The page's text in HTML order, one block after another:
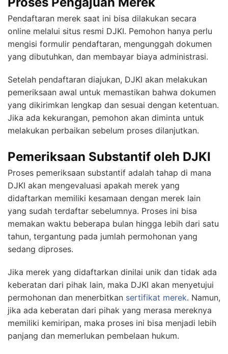
Pendaftaran merek saat ini bisa dilakukan secara
online melalui situs resmi DJKI. Pemohon hanya perlu
mengisi formulir pendaftaran, mengunggah dokumen
yang dibutuhkan, dan membayar biaya administrasi.
Setelah pendaftaran diajukan, DJKI akan melakukan
pemeriksaan awal untuk memastikan bahwa dokumen
yang dikirimkan lengkap dan sesuai dengan ketentuan.
Jika ada kekurangan, pemohon akan diminta untuk
melakukan perbaikan sebelum proses dilanjutkan.
Pemeriksaan Substantif oleh DJKI
Proses pemeriksaan substantif adalah tahap di mana
DJKI akan mengevaluasi apakah merek yang
didaftarkan memiliki kesamaan dengan merek lain
yang sudah terdaftar sebelumnya. Proses ini bisa
memakan waktu beberapa bulan hingga lebih dari satu
tahun, tergantung pada jumlah permohonan yang
sedang diproses.
Jika merek yang didaftarkan dinilai unik dan tidak ada
keberatan dari pihak lain, maka DJKI akan menyetujui
permohonan dan menerbitkan sertifikat merek. Namun,
jika ada keberatan dari pihak yang merasa mereknya
memiliki kemiripan, maka proses ini bisa menjadi lebih
panjang dan memerlukan pembelaan hukum.